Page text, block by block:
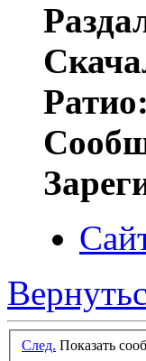
Ратио:
След. Показать